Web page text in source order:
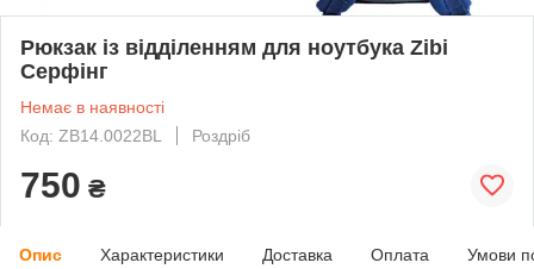
Рюкзак із відділенням для ноутбука Zibi
Серфінг
Немає в наявності
Код: ZB14.0022BL
Роздріб
750 ₴
Опис Характеристики Доставка Оплата Умови